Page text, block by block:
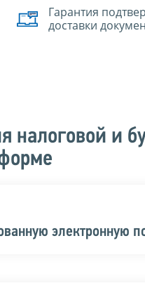
Гарантия
доставки
налоговой и
электронную